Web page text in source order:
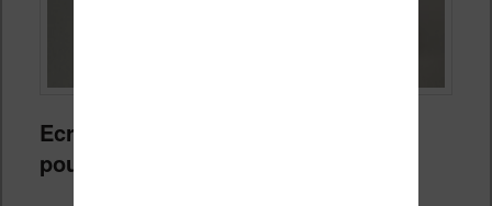
Ecran à encre électronique de 2,7
pouces et fonctionnement